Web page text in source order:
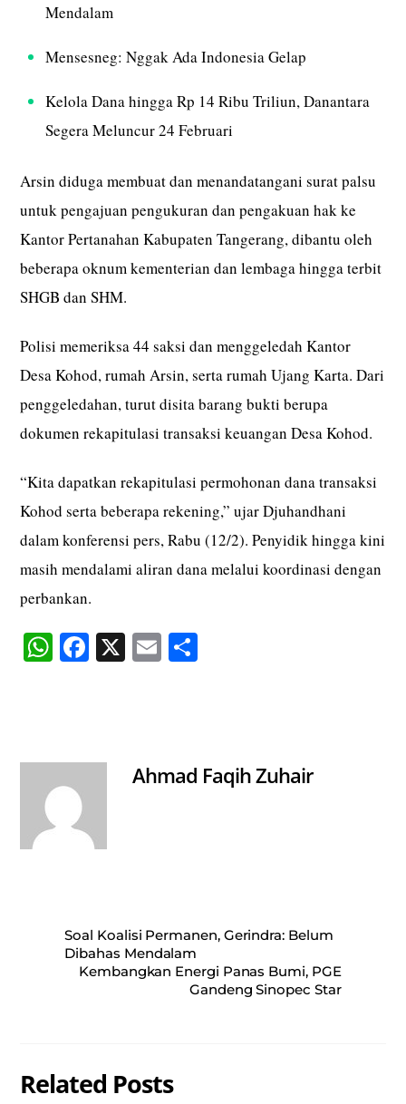
Mendalam
Mensesneg: Nggak Ada Indonesia Gelap
Kelola Dana hingga Rp 14 Ribu Triliun, Danantara
Segera Meluncur 24 Februari
Arsin diduga membuat dan menandatangani surat palsu
untuk pengajuan pengukuran dan pengakuan hak ke
Kantor Pertanahan Kabupaten Tangerang, dibantu oleh
beberapa oknum kementerian dan lembaga hingga terbit
SHGB dan SHM.
Polisi memeriksa 44 saksi dan menggeledah Kantor
Desa Kohod, rumah Arsin, serta rumah Ujang Karta. Dari
penggeledahan, turut disita barang bukti berupa
dokumen rekapitulasi transaksi keuangan Desa Kohod.
“Kita dapatkan rekapitulasi permohonan dana transaksi
Kohod serta beberapa rekening,” ujar Djuhandhani
dalam konferensi pers, Rabu (12/2). Penyidik hingga kini
masih mendalami aliran dana melalui koordinasi dengan
perbankan.
W
pp
Fa X E
Ahmad Faqih Zuhair
Soal Koalisi Permanen, Gerindra: Belum
Dibahas Mendalam
Kembangkan Energi Panas Bumi, PGE
Gandeng Sinopec Star
Related Posts